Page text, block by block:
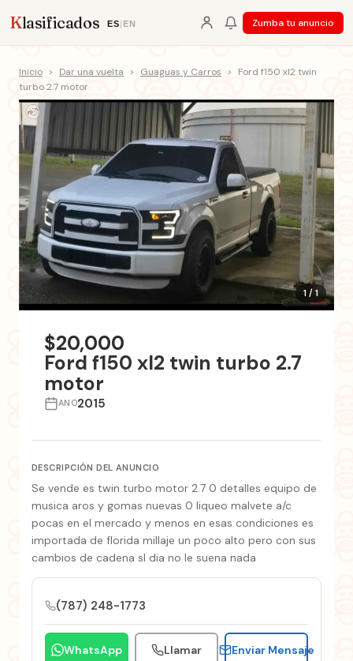
Klasificados ES| EN Zumba tu anuncio
Inicio > Dar una vuelta > Guaguas y Carros >
Ford f150 xl2 twin
turbo 2.7 motor
1 / 1
$20,000
Ford f150 xl2 twin turbo 2.7
motor
ANO2015
DESCRIPCIÓN DEL ANUNCIO
Se vende es twin turbo motor 2.7 0 detalles equipo de
musica aros y gomas nuevas 0 liqueo malvete a/c
pocas en el mercado y menos en esas condiciones es
importada de florida millaje un poco alto pero con sus
cambios de cadena sl dia no le suena nada
(787) 248-1773
WhatsApp Llamar Enviar Mensaje